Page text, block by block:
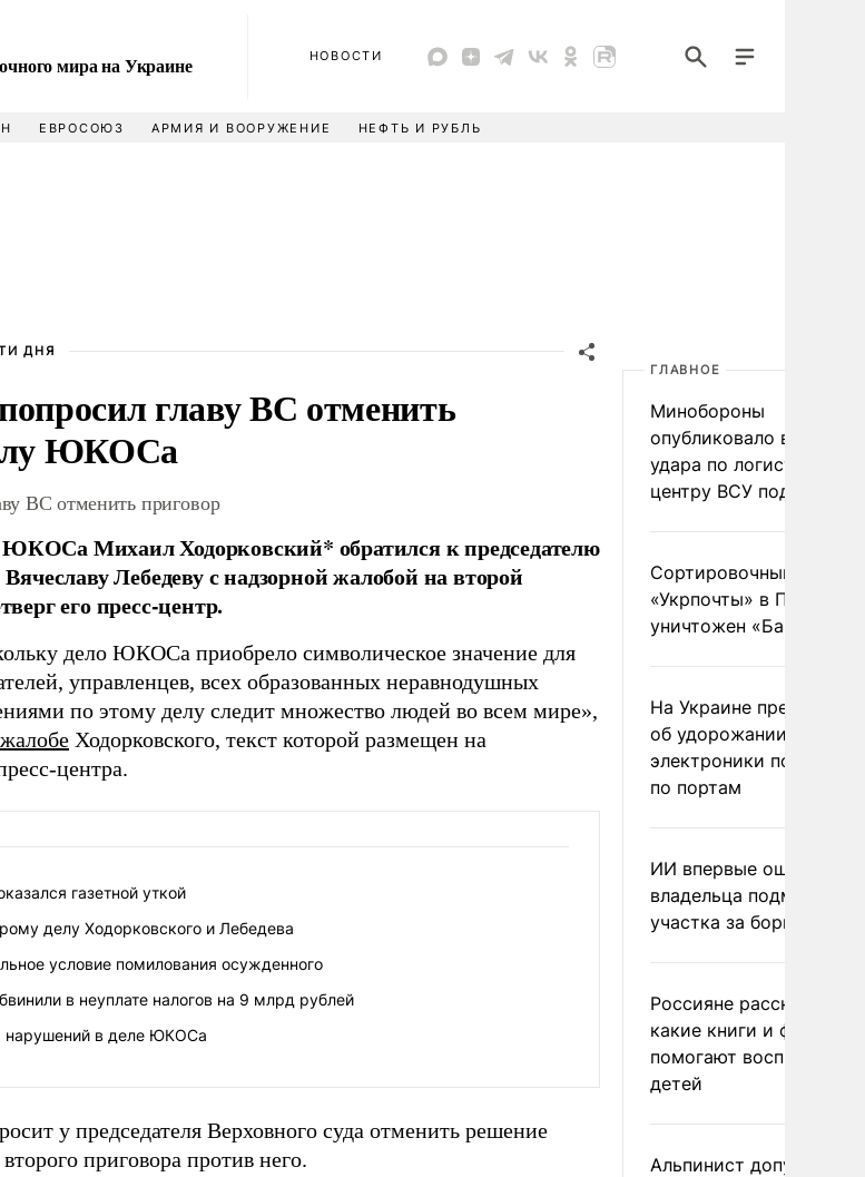
мира на Украине НОВОСТИ
ЕВРОСОЮЗ АРМИЯ И ВООРУЖЕНИЕ НЕФТЬ И РУБЛЬ
ДНЯ
главу ВС отменить
ЮКОСа
ВС отменить приговор
Михаил Ходорковский* обратился к председателю
Лебедеву с надзорной жалобой на второй
его пресс-центр.
дело ЮКОСа приобрело символическое значение для
управленцев, всех образованных неравнодушных
по этому делу следит множество людей во всем мире»,
Ходорковского, текст которой размещен на
центра.
газетной уткой
делу Ходорковского и Лебедева
условие помилования осужденного
в неуплате налогов на 9 млрд рублей
нарушений в деле ЮКОСа
у председателя Верховного суда отменить решение
приговора против него.
ГЛАВНОЕ
Минобороны
опубликовало видео
удара по
центру ВСУ под Киевом
Сортировочный пункт
«Укрпочты» в
уничтожен
На Украине
об удорожании
электроники после
по портам
ИИ впервые
владельца
участка за борщевик
Россияне рассказали,
какие книги и фильмы
помогают воспитывать
детей
Альпинист допустил